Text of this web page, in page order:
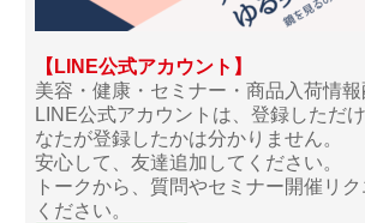
【LINE公式アカウント】
美容・健康・セミナー・商品入荷情報
LINE公式アカウントは、登録しただ
なたが登録したかは分かりません。
安心して、友達追加してください。
トークから、質問やセミナー開催リ
ください。